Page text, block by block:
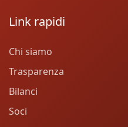
Link rapidi
Chi siamo
Trasparenza
Bilanci
Soci